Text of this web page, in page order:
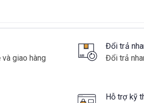
và giao hàng
Đổi trả
Đổi trả
Hỗ trợ kỹ